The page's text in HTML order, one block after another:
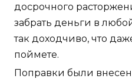
досрочного
забрать деньги в
так доходчиво, что
поймете.
Поправки были